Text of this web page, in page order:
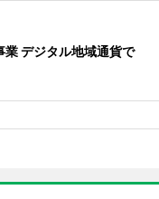
デジタル地域通貨で